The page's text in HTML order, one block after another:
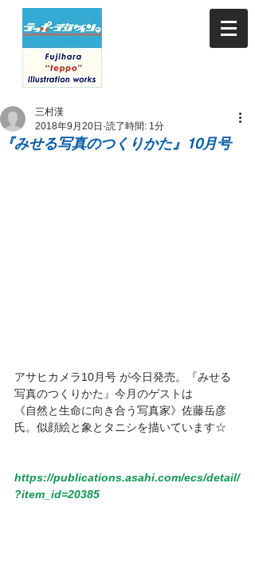
『みせる写真のつくりかた』10月号
三村漢
2018年9月20日 読了時間: 1分
アサヒカメラ10月号 が今日発売。『みせる
写真のつくりかた』今月のゲストは
《自然と生命に向き合う写真家》佐藤岳彦
氏。似顔絵と象とタニシを描いています☆
https://publications.asahi.com/ecs/detail/
?item_id=20385